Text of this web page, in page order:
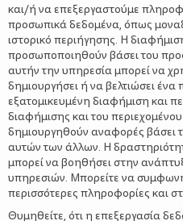
και/ή να επεξεργαστούμε
προσωπικά δεδομένα, όπως
ιστορικό περιήγησης. Η
προσωποποιηθούν βάσει του
αυτήν την υπηρεσία μπορεί να
δημιουργήσει ή να βελτιώσει ένα
εξατομικευμένη διαφήμιση και
διαφήμισης και του
δημιουργηθούν αναφορές βάσει
αυτών των άλλων. Η
μπορεί να βοηθήσει στην
υπηρεσιών. Μπορείτε να
περισσότερες πληροφορίες και
Θυμηθείτε, ότι η επεξεργασία